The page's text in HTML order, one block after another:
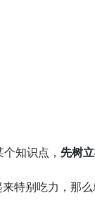
知识点， 先树
特别吃力，那